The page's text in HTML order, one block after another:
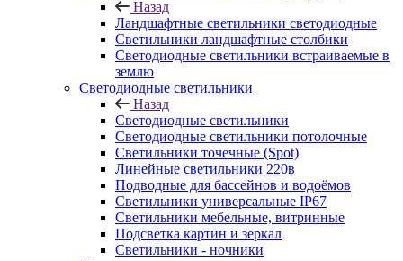
Назад
Ландшафтные светильники светодиодные
Светильники ландшафтные столбики
Светодиодные светильники встраиваемые в
землю
Светодиодные светильники
Назад
Светодиодные светильники
Светодиодные светильники потолочные
Светильники точечные (Spot)
Линейные светильники 220в
Подводные для бассейнов и водоёмов
Светильники универсальные IP67
Светильники мебельные, витринные
Подсветка картин и зеркал
Светильники - ночники